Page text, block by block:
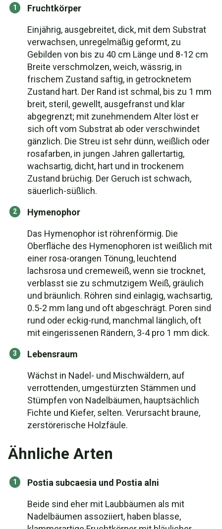
Fruchtkörper
Einjährig, ausgebreitet, dick, mit dem Substrat
verwachsen, unregelmäßig geformt, zu
Gebilden von bis zu 40 cm Länge und 8-12 cm
Breite verschmolzen, weich, wässrig, in
frischem Zustand saftig, in getrocknetem
Zustand hart. Der Rand ist schmal, bis zu 1 mm
breit, steril, gewellt, ausgefranst und klar
abgegrenzt; mit zunehmendem Alter löst er
sich oft vom Substrat ab oder verschwindet
gänzlich. Die Streu ist sehr dünn, weißlich oder
rosafarben, in jungen Jahren gallertartig,
wachsartig, dicht, hart und in trockenem
Zustand brüchig. Der Geruch ist schwach,
säuerlich-süßlich.
Hymenophor
Das Hymenophor ist röhrenförmig. Die
Oberfläche des Hymenophoren ist weißlich mit
einer rosa-orangen Tönung, leuchtend
lachsrosa und cremeweiß, wenn sie trocknet,
verblasst sie zu schmutzigem Weiß, gräulich
und bräunlich. Röhren sind einlagig, wachsartig,
0.5-2 mm lang und oft abgeschrägt. Poren sind
rund oder eckig-rund, manchmal länglich, oft
mit eingerissenen Rändern, 3-4 pro 1 mm dick.
Lebensraum
Wächst in Nadel- und Mischwäldern, auf
verrottenden, umgestürzten Stämmen und
Stümpfen von Nadelbäumen, hauptsächlich
Fichte und Kiefer, selten. Verursacht braune,
zerstörerische Holzfäule.
Ähnliche Arten
Postia subcaesia und Postia alni
Beide sind eher mit Laubbäumen als mit
Nadelbäumen assoziiert, haben blasse,